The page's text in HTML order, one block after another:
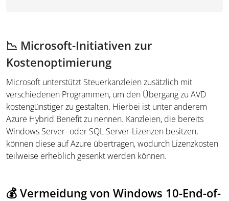
📉 Microsoft-Initiativen zur
Kostenoptimierung
Microsoft unterstützt Steuerkanzleien zusätzlich mit
verschiedenen Programmen, um den Übergang zu AVD
kostengünstiger zu gestalten. Hierbei ist unter anderem
Azure Hybrid Benefit zu nennen. Kanzleien, die bereits
Windows Server- oder SQL Server-Lizenzen besitzen,
können diese auf Azure übertragen, wodurch Lizenzkosten
teilweise erheblich gesenkt werden können.
💰 Vermeidung von Windows 10-End-of-